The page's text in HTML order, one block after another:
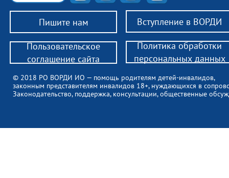
Пишите нам Вступление в ВОРДИ
© 2018 РО ВОРДИ ИО — помощь родителям детей-инвалидов,
законным представителям инвалидов 18+, нуждающихся в
Законодательство, поддержка, консультации, общественные
Пользовательское
соглашение сайта
Политика обработки
персональных данных